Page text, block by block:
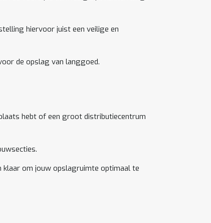
hiervoor juist een veilige en
de opslag van langgoed.
hebt of een groot distributiecentrum
klaar om jouw opslagruimte optimaal te